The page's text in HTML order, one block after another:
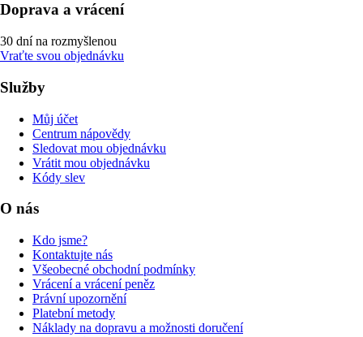
Doprava a vrácení
30 dní na rozmyšlenou
Vraťte svou objednávku
Služby
Můj účet
Centrum nápovědy
Sledovat mou objednávku
Vrátit mou objednávku
Kódy slev
O nás
Kdo jsme?
Kontaktujte nás
Všeobecné obchodní podmínky
Vrácení a vrácení peněz
Právní upozornění
Platební metody
Náklady na dopravu a možnosti doručení